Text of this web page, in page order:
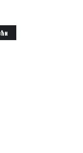
положај Шида
чланак: Шид